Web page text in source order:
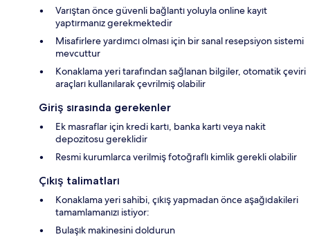
Varıştan önce güvenli bağlantı yoluyla online kayıt
yaptırmanız gerekmektedir
Misafirlere yardımcı olması için bir sanal resepsiyon sistemi
mevcuttur
Konaklama yeri tarafından sağlanan bilgiler, otomatik çeviri
araçları kullanılarak çevrilmiş olabilir
Giriş sırasında gerekenler
Ek masraflar için kredi kartı, banka kartı veya nakit
depozitosu gereklidir
Resmi kurumlarca verilmiş fotoğraflı kimlik gerekli olabilir
Çıkış talimatları
Konaklama yeri sahibi, çıkış yapmadan önce aşağıdakileri
tamamlamanızı istiyor:
Bulaşık makinesini doldurun